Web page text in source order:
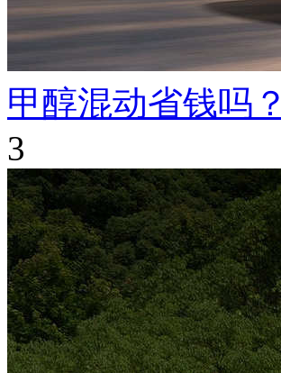
甲醇混动省钱吗
3